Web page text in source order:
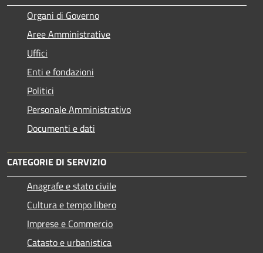
Organi di Governo
Aree Amministrative
Uffici
Enti e fondazioni
Politici
Personale Amministrativo
Documenti e dati
CATEGORIE DI SERVIZIO
Anagrafe e stato civile
Cultura e tempo libero
Imprese e Commercio
Catasto e urbanistica